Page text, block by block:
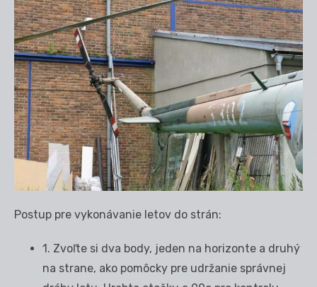
Postup pre vykonávanie letov do strán:
1. Zvoľte si dva body, jeden na horizonte a druhý
na strane, ako pomôcky pre udržanie správnej